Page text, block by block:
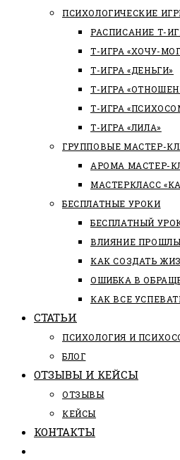
ПСИХОЛОГИЧЕСКИЕ
РАСПИСАНИЕ Т-
Т-ИГРА «ХОЧУ-
Т-ИГРА «ДЕНЬГИ»
Т-ИГРА
Т-ИГРА
Т-ИГРА «ЛИЛА»
ГРУППОВЫЕ МАСТЕР-
АРОМА МАСТЕР-
МАСТЕРКЛАСС
БЕСПЛАТНЫЕ УРОКИ
БЕСПЛАТНЫЙ
ВЛИЯНИЕ
КАК СОЗДАТЬ
ОШИБКА В
КАК ВСЕ
СТАТЬИ
ПCИХОЛОГИЯ И
БЛОГ
ОТЗЫВЫ И КЕЙСЫ
ОТЗЫВЫ
КЕЙСЫ
КОНТАКТЫ